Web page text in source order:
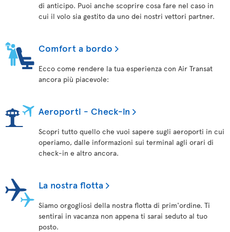
di anticipo. Puoi anche scoprire cosa fare nel caso in
cui il volo sia gestito da uno dei nostri vettori partner.
Comfort a bordo
Ecco come rendere la tua esperienza con Air Transat
ancora più piacevole:
Aeroporti - Check-in
Scopri tutto quello che vuoi sapere sugli aeroporti in cui
operiamo, dalle informazioni sui terminal agli orari di
check-in e altro ancora.
La nostra flotta
Siamo orgogliosi della nostra flotta di prim'ordine. Ti
sentirai in vacanza non appena ti sarai seduto al tuo
posto.